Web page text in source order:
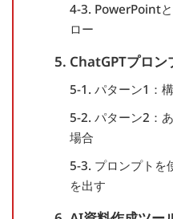
4-3. PowerPoint
ロー
5. ChatGPTプロ
5-1. パターン1：
5-2. パターン2：
場合
5-3. プロンプトを
を出す